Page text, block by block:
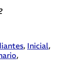
, Inicial,
,